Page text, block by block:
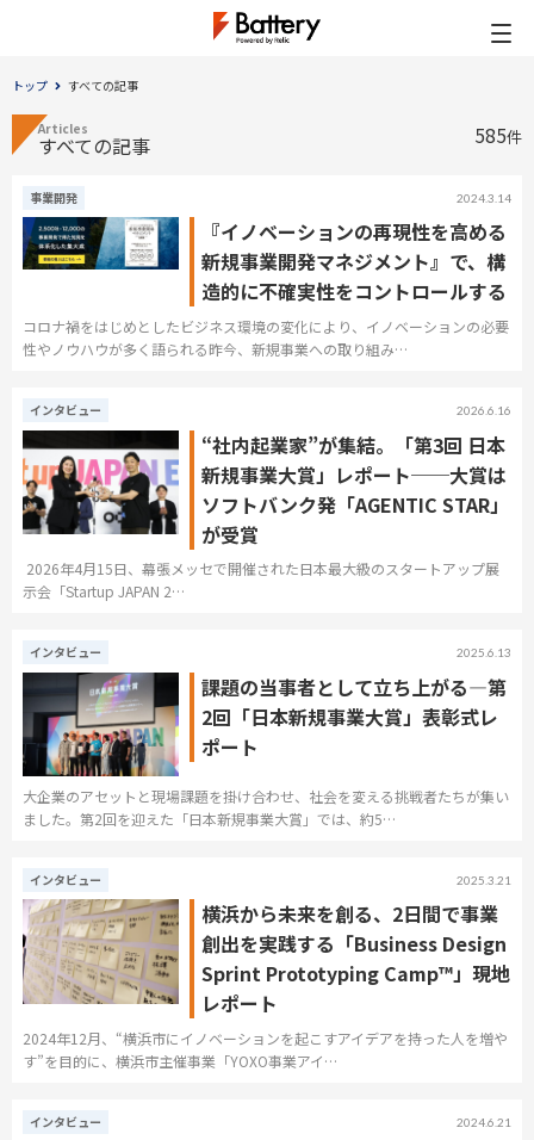
トップ すべての記事
Articles
すべての記事 585件
事業開発 2024.3.14
『イノベーションの再現性を高める
新規事業開発マネジメント』で、構
造的に不確実性をコントロールする
コロナ禍をはじめとしたビジネス環境の変化により、イノベーションの必要
性やノウハウが多く語られる昨今、新規事業への取り組み…
インタビュー 2026.6.16
“社内起業家”が集結。「第3回 日本
新規事業大賞」レポート──大賞は
ソフトバンク発「AGENTIC STAR」
が受賞
2026年4月15日、幕張メッセで開催された日本最大級のスタートアップ展
示会「Startup JAPAN 2…
インタビュー 2025.6.13
課題の当事者として立ち上がる―第
2回「日本新規事業大賞」表彰式レ
ポート
大企業のアセットと現場課題を掛け合わせ、社会を変える挑戦者たちが集い
ました。第2回を迎えた「日本新規事業大賞」では、約5…
インタビュー 2025.3.21
横浜から未来を創る、2日間で事業
創出を実践する「Business Design
Sprint Prototyping Camp™」現地
レポート
2024年12月、“横浜市にイノベーションを起こすアイデアを持った人を増や
す”を目的に、横浜市主催事業「YOXO事業アイ…
インタビュー 2024.6.21